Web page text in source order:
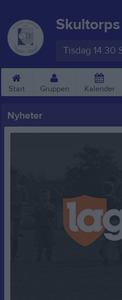
Tisdag 14.30
Start Gruppen Kalender
Nyheter